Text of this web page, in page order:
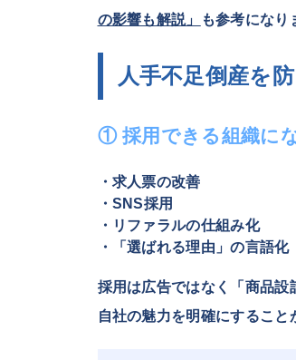
の影響も解説」
も参考になり
人手不足倒産を
① 採用できる組織に
・求人票の改善
・SNS採用
・リファラルの仕組み化
・「選ばれる理由」の言語化
採用は広告ではなく「商品設
自社の魅力を明確にすること